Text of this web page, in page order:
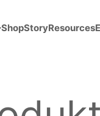
ShopStoryResources